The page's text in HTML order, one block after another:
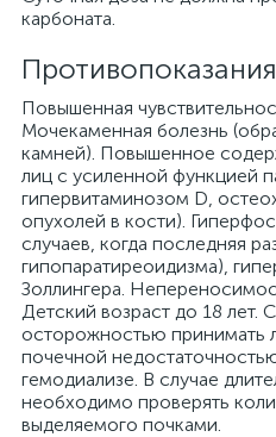
карбоната.
Повышенная
Мочекаменная болезнь
камней). Повышенное
лиц с усиленной функцией
гипервитаминозом D,
опухолей в кости).
случаев, когда последняя
гипопаратиреоидизма),
Золлингера.
Детский возраст до 18
осторожностью принимать
почечной
гемодиализе. В случае
необходимо проверять
выделяемого почками.